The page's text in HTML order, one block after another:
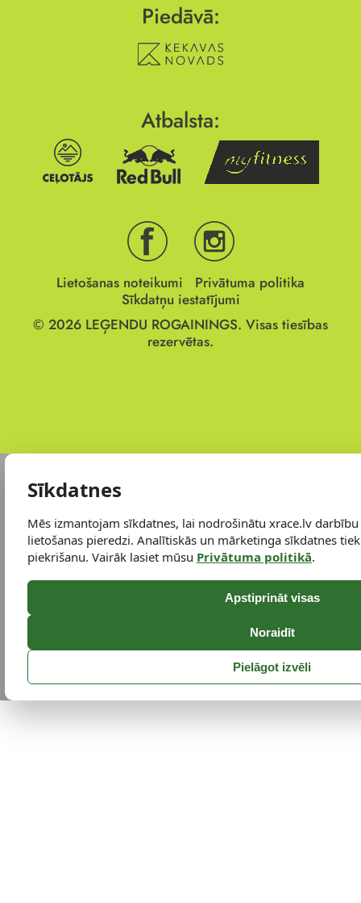
Piedāvā:
Atbalsta:
Lietošanas noteikumi
Privātuma politika
Sīkdatņu iestatījumi
© 2026 LEĢENDU ROGAININGS. Visas tiesības
rezervētas.
Sīkdatnes
Mēs izmantojam sīkdatnes, lai nodrošinātu xrace.lv
lietošanas pieredzi. Analītiskās un mārketinga sīkdatnes
piekrišanu. Vairāk lasiet mūsu Privātuma politikā.
Apstiprināt visas
Noraidīt
Pielāgot izvēli